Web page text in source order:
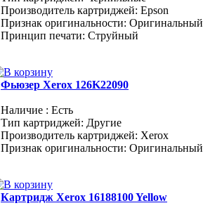
Производитель картриджей: Epson
Признак оригинальности: Оригинальный
Принцип печати: Струйный
Фьюзер Xerox 126K22090
Наличие : Есть
Тип картриджей: Другие
Производитель картриджей: Xerox
Признак оригинальности: Оригинальный
Картридж Xerox 16188100 Yellow